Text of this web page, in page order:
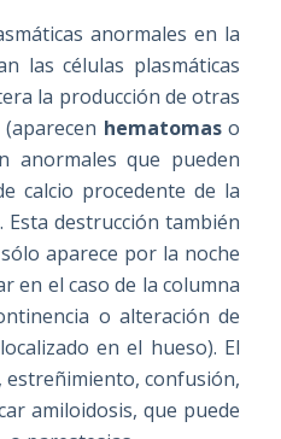
anormales en la
las células plasmáticas
la producción de otras
hematomaso
anormales que pueden
calcio procedente de la
destrucción también
aparece por la noche
en el caso de la columna
o alteración de
en el hueso). El
estreñimiento, confusión,
amiloidosis, que puede